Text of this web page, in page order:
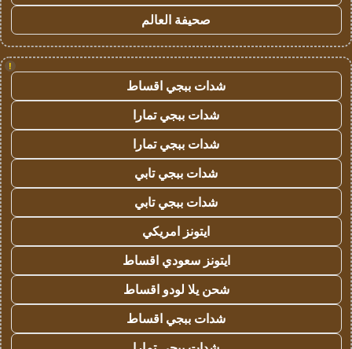
صحيفة العالم
!
شدات ببجي اقساط
شدات ببجي تمارا
شدات ببجي تمارا
شدات ببجي تابي
شدات ببجي تابي
ايتونز امريكي
ايتونز سعودي اقساط
شحن يلا لودو اقساط
شدات ببجي اقساط